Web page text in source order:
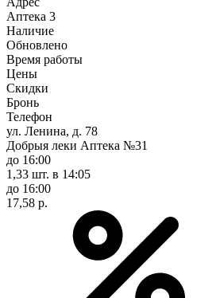
Аптека 3
Наличие
Обновлено
Время работы
Цены
Скидки
Бронь
Телефон
ул. Ленина, д. 78
Добрыя леки Аптека №31
до 16:00
1,33 шт. в 14:05
до 16:00
17,58 р.